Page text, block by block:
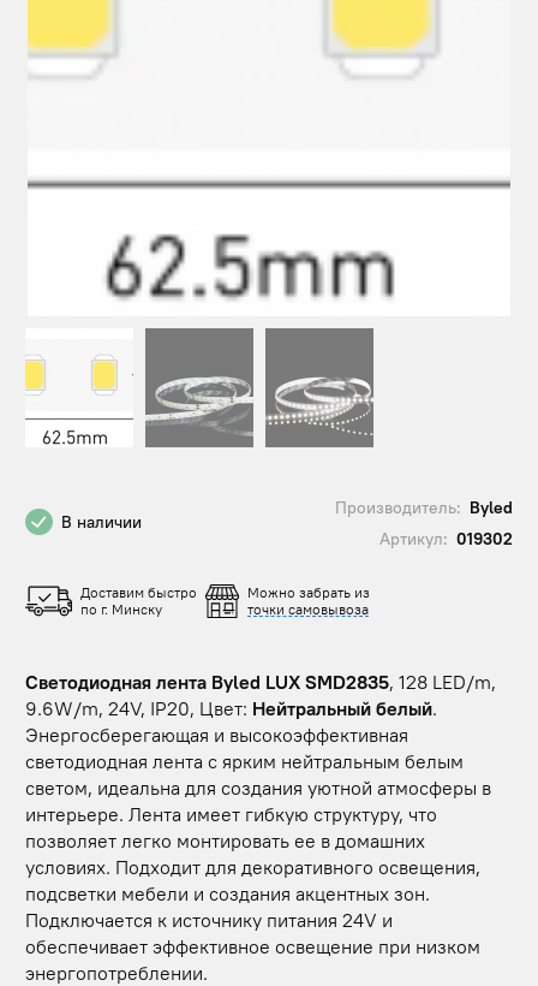
В наличии
Производитель: Byled
Артикул: 019302
Доставим быстро
по г. Минску
Можно забрать из
точки самовывоза
Светодиодная лента Byled LUX SMD2835, 128 LED/m,
9.6W/m, 24V, IP20, Цвет: Нейтральный белый.
Энергосберегающая и высокоэффективная
светодиодная лента с ярким нейтральным белым
светом, идеальна для создания уютной атмосферы в
интерьере. Лента имеет гибкую структуру, что
позволяет легко монтировать ее в домашних
условиях. Подходит для декоративного освещения,
подсветки мебели и создания акцентных зон.
Подключается к источнику питания 24V и
обеспечивает эффективное освещение при низком
энергопотреблении.